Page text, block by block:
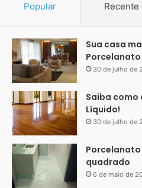
Popular Recente
Sua casa
Porcelanato
30 de julho de
Saiba
Líquido!
30 de julho de
quadrado
6 de maio de